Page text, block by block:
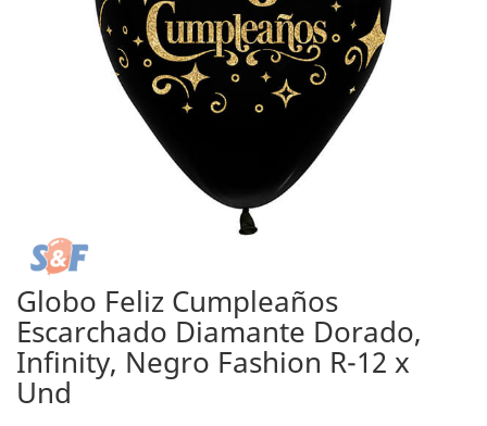
Globo Feliz Cumpleaños
Escarchado Diamante Dorado,
Infinity, Negro Fashion R-12 x
Und
Saltar
comienzo
de
la
galería